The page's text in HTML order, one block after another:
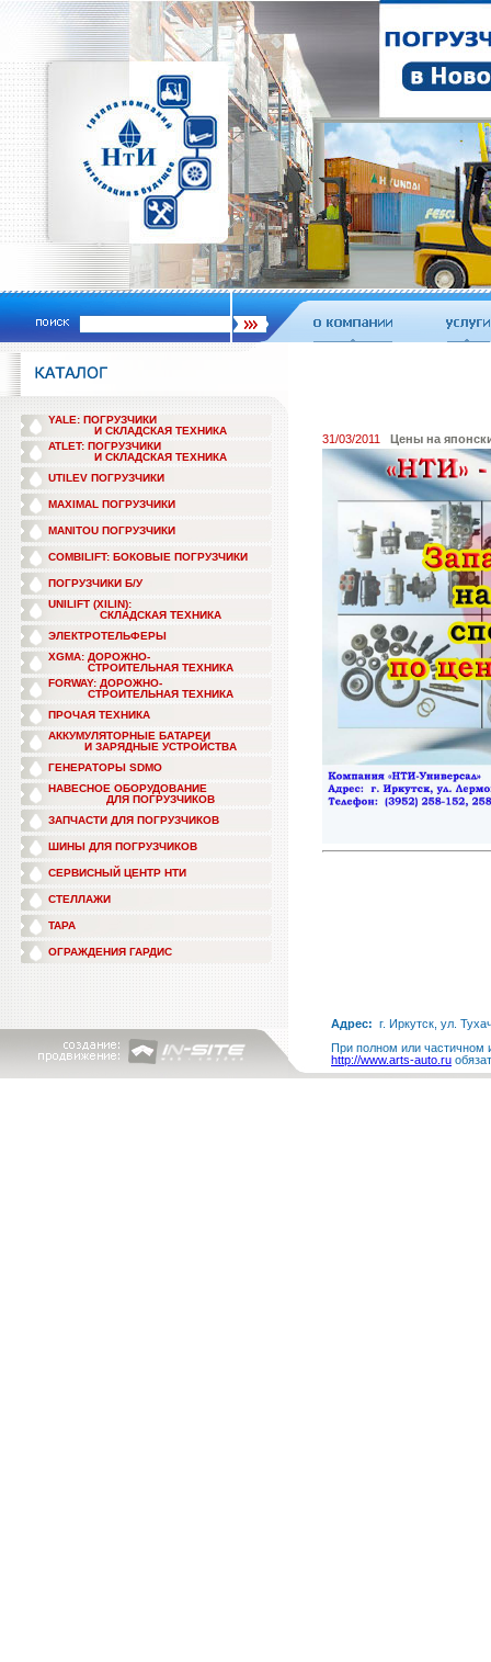
YALE: ПОГРУЗЧИКИ
И СКЛАДСКАЯ ТЕХНИКА
ATLET: ПОГРУЗЧИКИ
И СКЛАДСКАЯ ТЕХНИКА
UTILEV ПОГРУЗЧИКИ
MAXIMAL ПОГРУЗЧИКИ
MANITOU ПОГРУЗЧИКИ
COMBILIFT: БОКОВЫЕ ПОГРУЗЧИКИ
ПОГРУЗЧИКИ Б/У
UNILIFT (XILIN):
СКЛАДСКАЯ ТЕХНИКА
ЭЛЕКТРОТЕЛЬФЕРЫ
XGMA: ДОРОЖНО-
СТРОИТЕЛЬНАЯ ТЕХНИКА
FORWAY: ДОРОЖНО-
СТРОИТЕЛЬНАЯ ТЕХНИКА
ПРОЧАЯ ТЕХНИКА
АККУМУЛЯТОРНЫЕ БАТАРЕИ
И ЗАРЯДНЫЕ УСТРОЙСТВА
ГЕНЕРАТОРЫ SDMO
НАВЕСНОЕ ОБОРУДОВАНИЕ
ДЛЯ ПОГРУЗЧИКОВ
ЗАПЧАСТИ ДЛЯ ПОГРУЗЧИКОВ
ШИНЫ ДЛЯ ПОГРУЗЧИКОВ
СЕРВИСНЫЙ ЦЕНТР НТИ
СТЕЛЛАЖИ
ТАРА
ОГРАЖДЕНИЯ ГАРДИС
31/03/2011 Цены на
Адрес: г. Иркутск, ул.
При полном или частичном
http://www.arts-auto.ru